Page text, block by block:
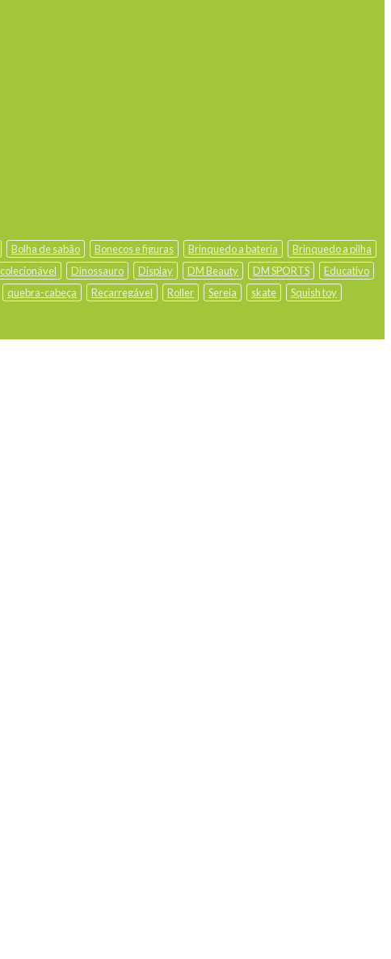
Bolha de sabão Bonecos e figuras Brinquedo a bateria
Brinquedo a pilha
colecionável Dinossauro Display DM Beauty DM SPORTS
Educativo
quebra-cabeça Recarregável Roller Sereia skate
Squish toy